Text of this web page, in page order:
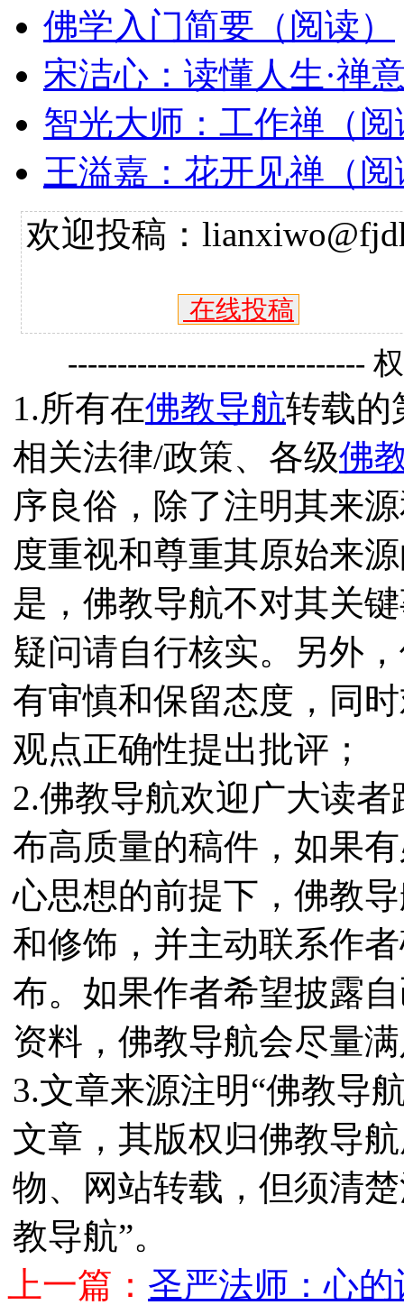
佛学入门简要（阅读）
宋洁心：读懂人生·禅
智光大师：工作禅（阅
王溢嘉：花开见禅（阅
欢迎投稿：
在线投稿
------------------------------
1.所有在佛教导航转载的
相关法律/政策、各级佛
序良俗，除了注明其来
度重视和尊重其原始来
是，佛教导航不对其关
疑问请自行核实。另外
有审慎和保留态度，同
观点正确性提出批评；
2.佛教导航欢迎广大读
布高质量的稿件，如果
心思想的前提下，佛教
和修饰，并主动联系作
布。如果作者希望披露
资料，佛教导航会尽量
3.文章来源注明“佛教导
文章，其版权归佛教导
物、网站转载，但须清
教导航”。
上一篇： 圣严法师：心